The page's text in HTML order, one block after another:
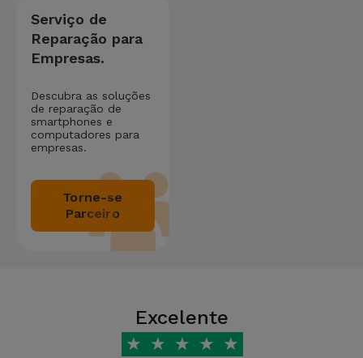
Serviço de
Reparação para
Empresas.
Descubra as soluções
de reparação de
smartphones e
computadores para
empresas.
Torne-se
Parceiro
Excelente
★ ★ ★ ★ ★